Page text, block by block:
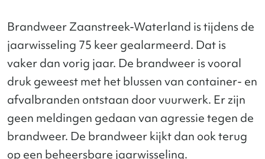
Brandweer Zaanstreek-Waterland is tijdens de
jaarwisseling 75 keer gealarmeerd. Dat is
vaker dan vorig jaar. De brandweer is vooral
druk geweest met het blussen van container- en
afvalbranden ontstaan door vuurwerk. Er zijn
geen meldingen gedaan van agressie tegen de
brandweer. De brandweer kijkt dan ook terug
op een beheersbare jaarwisseling.